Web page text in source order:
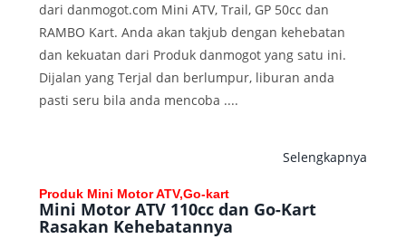
dari danmogot.com Mini ATV, Trail, GP 50cc dan
RAMBO Kart. Anda akan takjub dengan kehebatan
dan kekuatan dari Produk danmogot yang satu ini.
Dijalan yang Terjal dan berlumpur, liburan anda
pasti seru bila anda mencoba ....
Selengkapnya
Produk Mini Motor ATV,Go-kart
Mini Motor ATV 110cc dan Go-Kart
Rasakan Kehebatannya